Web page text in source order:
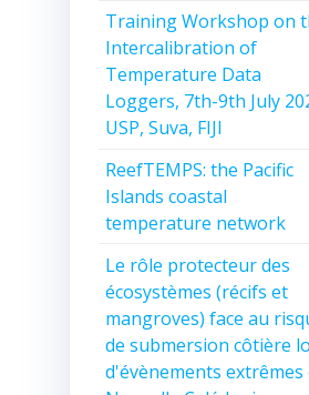
Training Workshop on
Intercalibration of
Temperature Data
Loggers, 7th-9th July
USP, Suva, FIJI
ReefTEMPS: the Pacific
Islands coastal
temperature network
Le rôle protecteur des
écosystèmes (récifs et
mangroves) face au
de submersion côtière
d'évènements extrêmes